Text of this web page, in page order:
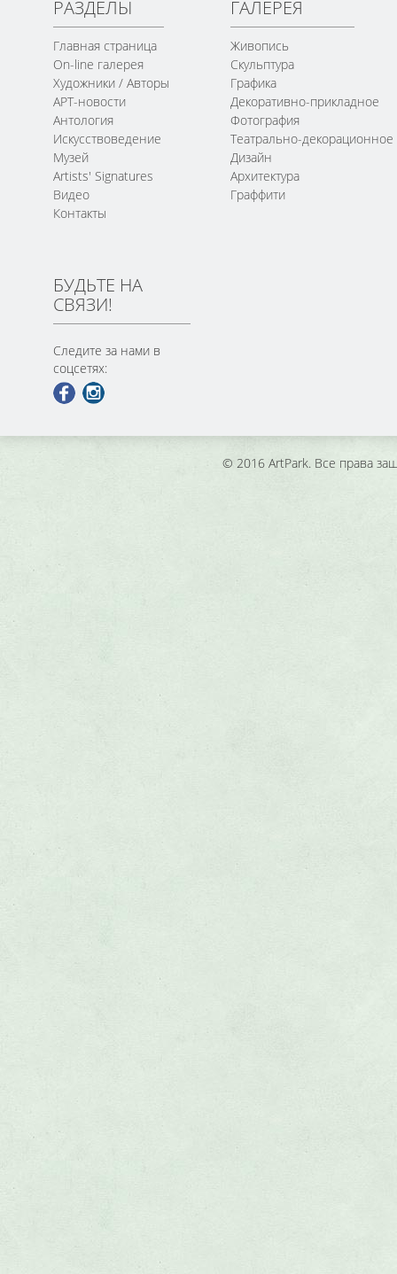
РАЗДЕЛЫ
Главная страница
On-line галерея
Художники / Авторы
АРТ-новости
Антология
Искусствоведение
Музей
Artists' Signatures
Видео
Контакты
ГАЛЕРЕЯ
Живопись
Скульптура
Графика
Декоративно-прикладное
Фотография
Театрально-декорационное
Дизайн
Архитектура
Граффити
БУДЬТЕ НА
СВЯЗИ!
Следите за нами в
соцсетях:
© 2016 ArtPark. Все права